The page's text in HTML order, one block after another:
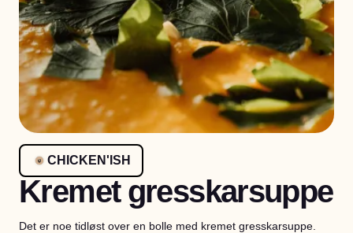
CHICKEN'ISH
Kremet gresskarsuppe
Det er noe tidløst over en bolle med kremet gresskarsuppe.